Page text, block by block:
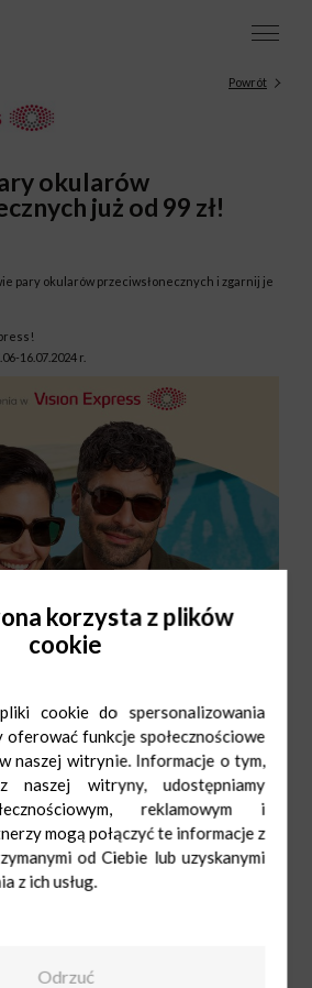
Powrót
okularów
już od 99 zł!
pary okularów przeciwsłonecznych i zgarnij je
16.07.2024 r.
korzysta z plików
cookie
cookie do spersonalizowania
oferować funkcje społecznościowe
naszej witrynie. Informacje o tym,
naszej witryny, udostępniamy
reklamowym i
mogą połączyć te informacje z
od Ciebie lub uzyskanymi
z ich usług.
Odrzuć